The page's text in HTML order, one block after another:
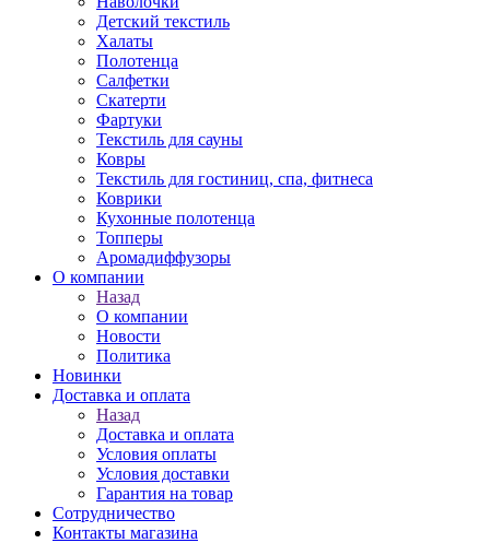
Детский текстиль
Халаты
Полотенца
Салфетки
Скатерти
Фартуки
Текстиль для сауны
Ковры
Текстиль для гостиниц, спа, фитнеса
Коврики
Кухонные полотенца
Топперы
Аромадиффузоры
О компании
Назад
О компании
Новости
Политика
Новинки
Доставка и оплата
Назад
Доставка и оплата
Условия оплаты
Условия доставки
Гарантия на товар
Сотрудничество
Контакты магазина